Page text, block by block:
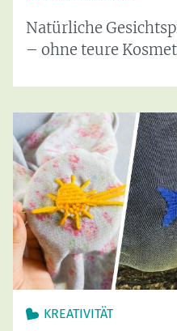
Natürliche
– ohne teure
KREATIVITÄT